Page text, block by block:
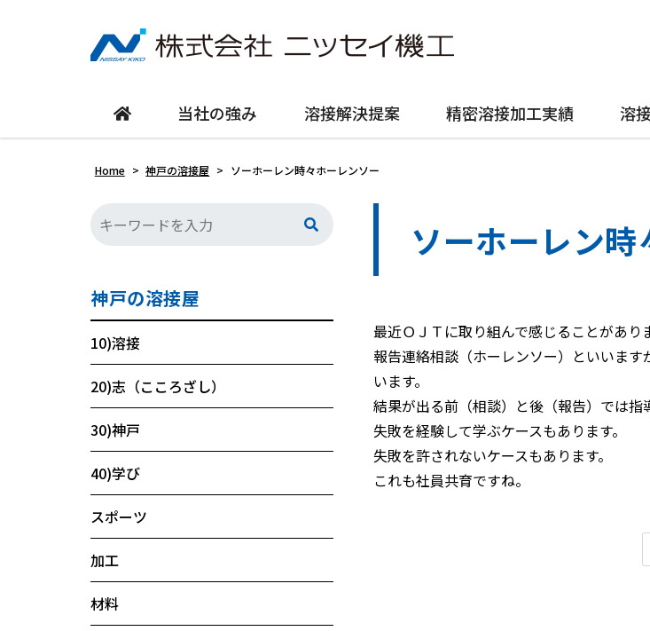
当社の強み 溶接解決提案 精密溶接加工実績 溶
Home > 神戸の溶接屋 > ソーホーレン時々ホーレンソー
ソーホーレン
最近ＯＪＴに取り組んで感じることがあり
報告連絡相談（ホーレンソー）といいま
います。
結果が出る前（相談）と後（報告）では指
失敗を経験して学ぶケースもあります。
失敗を許されないケースもあります。
これも社員共育ですね。
神戸の溶接屋
10)溶接
20)志（こころざし）
30)神戸
40)学び
スポーツ
加工
材料